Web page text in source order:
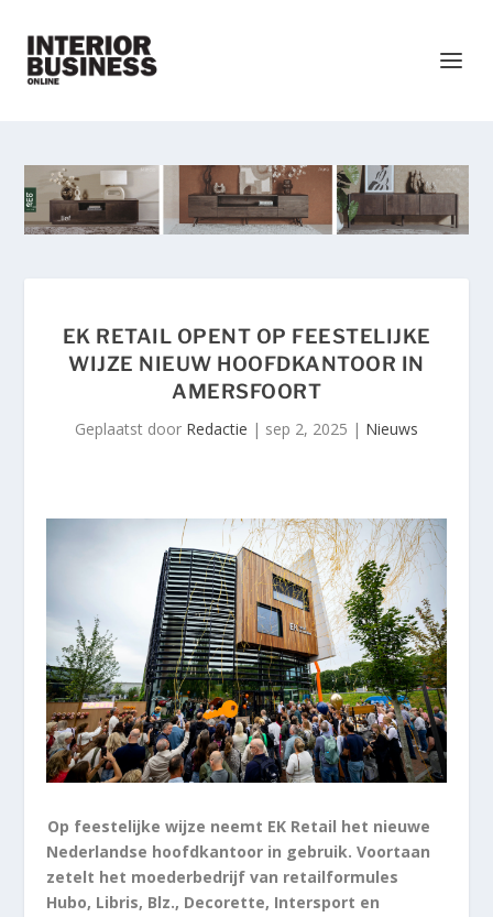
EK RETAIL OPENT OP FEESTELIJKE
WIJZE NIEUW HOOFDKANTOOR IN
AMERSFOORT
Geplaatst door Redactie | sep 2, 2025 | Nieuws
Op feestelijke wijze neemt EK Retail het nieuwe
Nederlandse hoofdkantoor in gebruik. Voortaan
zetelt het moederbedrijf van retailformules
Hubo, Libris, Blz., Decorette, Intersport en